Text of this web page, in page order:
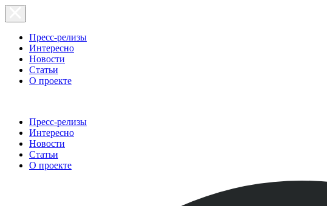
Пресс-релизы
Интересно
Новости
Статьи
О проекте
Пресс-релизы
Интересно
Новости
Статьи
О проекте